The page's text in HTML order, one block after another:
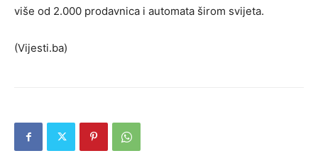
više od 2.000 prodavnica i automata širom svijeta.
(Vijesti.ba)